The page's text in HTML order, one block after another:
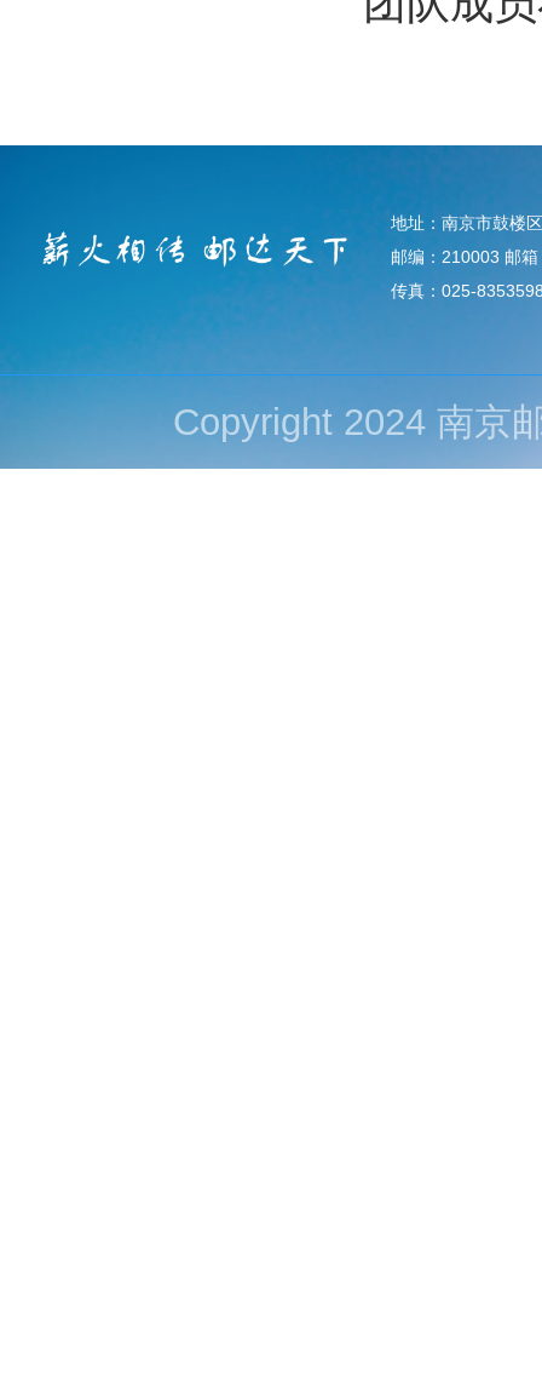
地址：南京市鼓楼
邮编：210003 邮
传真：025-
Copyright 2024 南京